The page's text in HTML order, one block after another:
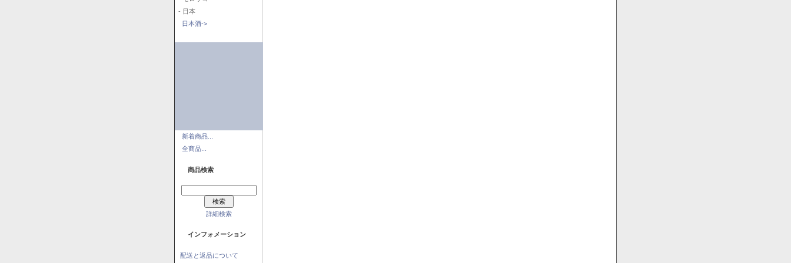
- 日本
日本酒->
新着商品...
全商品...
商品検索
詳細検索
インフォメーション
配送と返品について